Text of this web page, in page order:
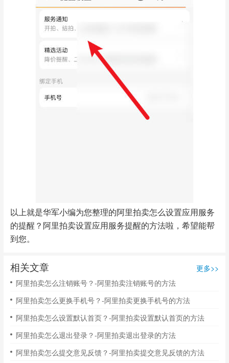
以上就是华军小编为您整理的阿里拍卖怎么设置应用服务
的提醒？阿里拍卖设置应用服务提醒的方法啦，希望能帮
到您。
相关文章
更多>>
阿里拍卖怎么注销账号？-阿里拍卖注销账号的方法
阿里拍卖怎么更换手机号？-阿里拍卖更换手机号的方法
阿里拍卖怎么设置默认首页？-阿里拍卖设置默认首页的方法
阿里拍卖怎么退出登录？-阿里拍卖退出登录的方法
阿里拍卖怎么提交意见反馈？-阿里拍卖提交意见反馈的方法